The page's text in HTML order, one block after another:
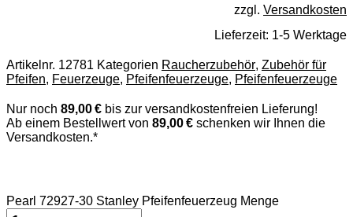
zzgl. Versandkosten
Lieferzeit: 1-5 Werktage
Artikelnr. 12781 Kategorien Raucherzubehör, Zubehör für
Pfeifen, Feuerzeuge, Pfeifenfeuerzeuge, Pfeifenfeuerzeuge
Nur noch 89,00 € bis zur versandkostenfreien Lieferung!
Ab einem Bestellwert von 89,00 € schenken wir Ihnen die
Versandkosten.*
Pearl 72927-30 Stanley Pfeifenfeuerzeug Menge